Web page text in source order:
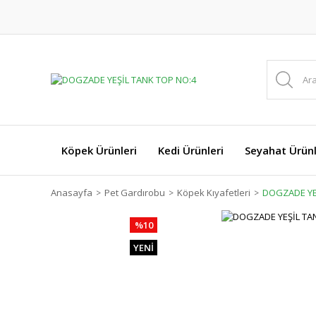
Köpek Ürünleri Kedi Ürünleri Seyahat
Anasayfa Pet Gardırobu Köpek Kıyafetleri DOGZADE
%10
YENİ